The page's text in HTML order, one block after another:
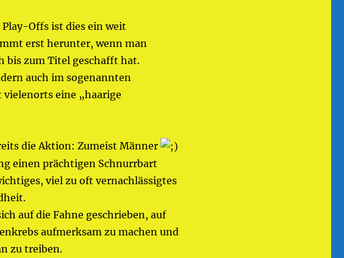
Offs ist dies ein weit
erst herunter, wenn man
bis zum Titel geschafft hat.
auch im sogenannten
eine „haarige
die Aktion: Zumeist Männer
einen prächtigen Schnurrbart
viel zu oft vernachlässigtes
auf die Fahne geschrieben, auf
aufmerksam zu machen und
zu treiben.